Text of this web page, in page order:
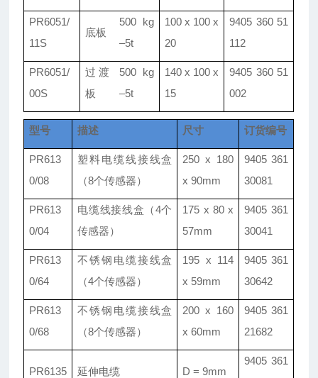
PR6051/
11S
底板
500 kg
–5t
100 x 100 x
20
9405 360 51
112
PR6051/
00S
过渡
板
500 kg
–5t
140 x 100 x
15
9405 360 51
002
型号 描述 尺寸 订货编号
PR613
0/08
塑料电缆线接线盒
（8个传感器）
250 x 180
x 90mm
9405 361
30081
PR613
0/04
电缆线接线盒 （4个
传感器）
175 x 80 x
57mm
9405 361
30041
PR613
0/64
不锈钢电缆接线盒
（4个传感器）
195 x 114
x 59mm
9405 361
30642
PR613
0/68
不锈钢电缆接线盒
（8个传感器）
200 x 160
x 60mm
9405 361
21682
PR6135 延伸电缆 D = 9mm
9405 361